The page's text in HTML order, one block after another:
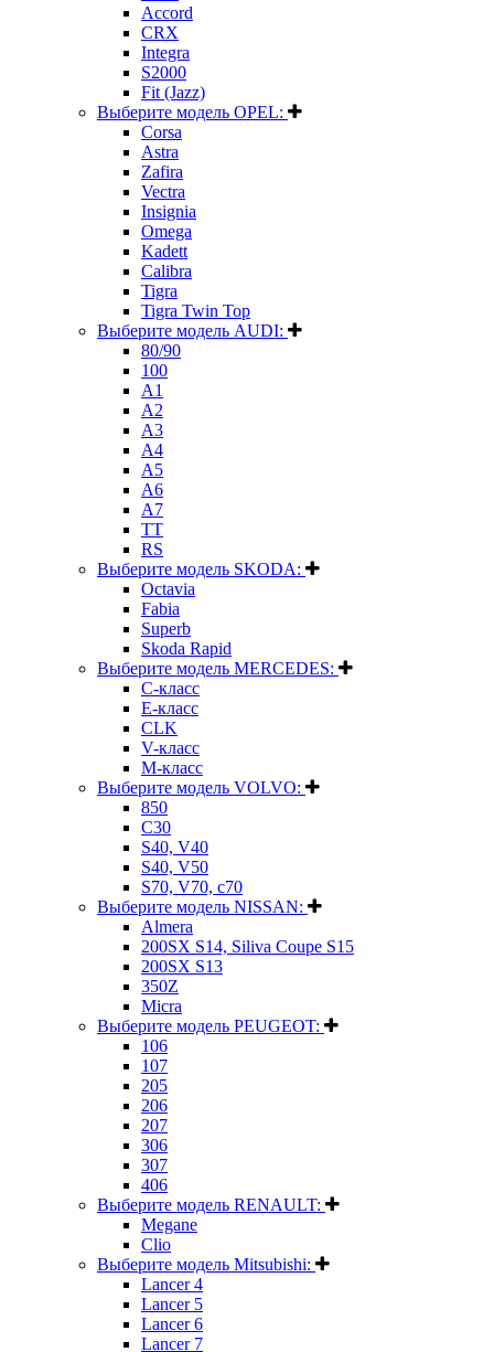
Accord
CRX
Integra
S2000
Fit (Jazz)
Выберите модель OPEL:
Corsa
Astra
Zafira
Vectra
Insignia
Omega
Kadett
Calibra
Tigra
Tigra Twin Top
Выберите модель AUDI:
80/90
100
A1
A2
A3
A4
A5
A6
A7
TT
RS
Выберите модель SKODA:
Octavia
Fabia
Superb
Skoda Rapid
Выберите модель MERCEDES:
C-класс
E-класс
CLK
V-класс
M-класс
Выберите модель VOLVO:
850
C30
S40, V40
S40, V50
S70, V70, c70
Выберите модель NISSAN:
Almera
200SX S14, Siliva Coupe S15
200SX S13
350Z
Micra
Выберите модель PEUGEOT:
106
107
205
206
207
306
307
406
Выберите модель RENAULT:
Megane
Clio
Выберите модель Mitsubishi:
Lancer 4
Lancer 5
Lancer 6
Lancer 7